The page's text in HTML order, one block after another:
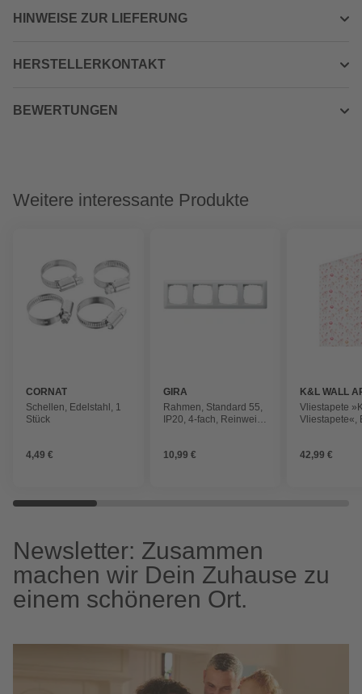
HINWEISE ZUR LIEFERUNG
HERSTELLERKONTAKT
BEWERTUNGEN
Weitere interessante Produkte
CORNAT
Schellen, Edelstahl, 1
Stück
4,49 €
GIRA
Rahmen, Standard 55,
IP20, 4-fach, Reinweiß
10,99 €
K&L WALL
Vliestapete
Vliestapete«,
42,99 €
Newsletter: Zusammen
machen wir Dein Zuhause zu
einem schöneren Ort.